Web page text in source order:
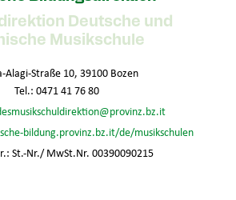
Deutsche und
Musikschule
Alagi-Straße 10, 39100 Bozen
Tel.: 0471 41 76 80
bildung.provinz.bz.it/de/musikschulen
St.-Nr./ MwSt.Nr. 00390090215